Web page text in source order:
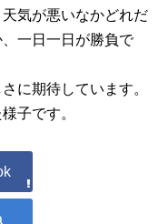
気が悪いなかどれだ
一日一日が勝負で
に期待しています。
子です。